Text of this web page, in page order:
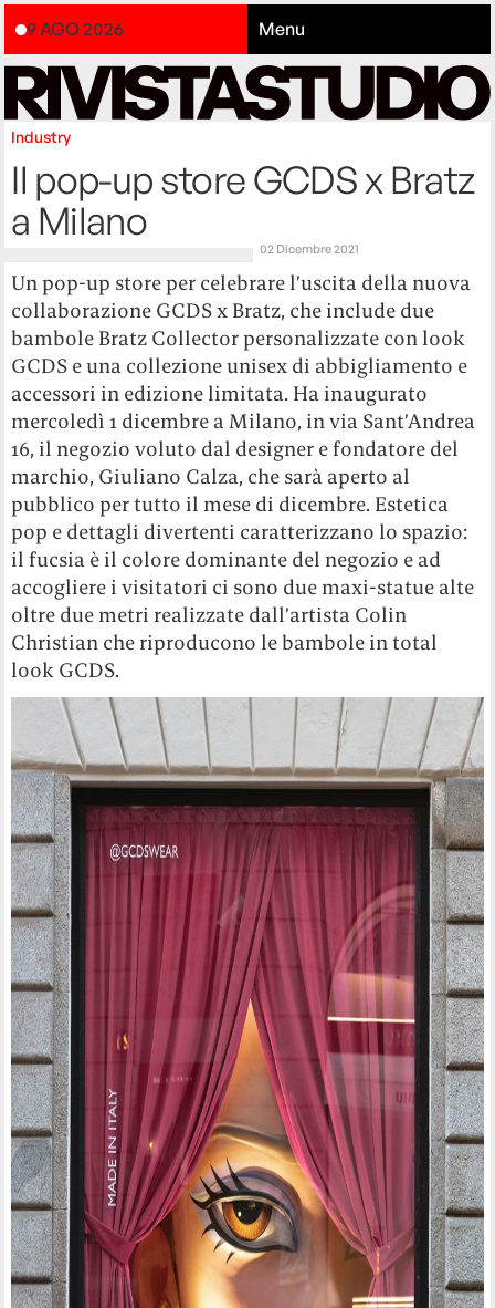
9 AGO 2026 Menu
Industry
Il pop-up store GCDS x Bratz
a Milano
02 Dicembre 2021
Un pop-up store per celebrare l’uscita della nuova
collaborazione GCDS x Bratz, che include due
bambole Bratz Collector personalizzate con look
GCDS e una collezione unisex di abbigliamento e
accessori in edizione limitata. Ha inaugurato
mercoledì 1 dicembre a Milano, in via Sant’Andrea
16, il negozio voluto dal designer e fondatore del
marchio, Giuliano Calza, che sarà aperto al
pubblico per tutto il mese di dicembre. Estetica
pop e dettagli divertenti caratterizzano lo spazio:
il fucsia è il colore dominante del negozio e ad
accogliere i visitatori ci sono due maxi-statue alte
oltre due metri realizzate dall’artista Colin
Christian che riproducono le bambole in total
look GCDS.